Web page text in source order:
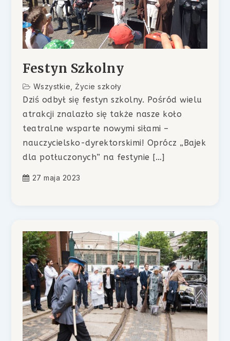
Festyn Szkolny
Wszystkie ,Życie szkoły
Dziś odbył się festyn szkolny. Pośród wielu
atrakcji znalazło się także nasze koło
teatralne wsparte nowymi siłami –
nauczycielsko-dyrektorskimi! Oprócz „Bajek
dla potłuczonych” na festynie […]
27 maja 2023